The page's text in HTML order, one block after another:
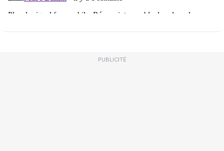
PUBLICITÉ